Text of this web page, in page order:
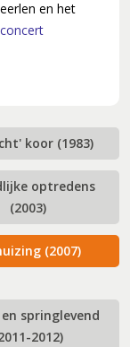
en het
koor (1983)
optredens
(2003)
(2007)
springlevend
2012)